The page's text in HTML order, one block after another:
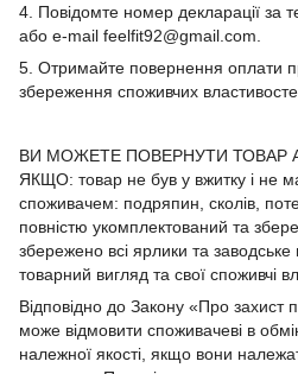
4. Повідомте номер декларації
або e-mail feelfit92@gmail.com.
5. Отримайте повернення оплати
збереження споживчих
ВИ МОЖЕТЕ ПОВЕРНУТИ ТОВАР
ЯКЩО: товар не був у вжитку і не
споживачем: подряпин, сколів,
повністю укомплектований та
збережено всі ярлики та
товарний вигляд та свої споживчі
Відповідно до Закону «Про захист
може відмовити споживачеві в
належної якості, якщо вони